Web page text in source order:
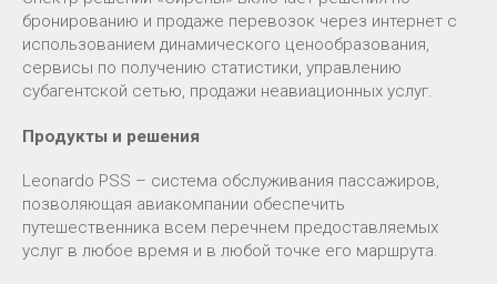
бронированию и продаже перевозок через интернет с
использованием динамического ценообразования,
сервисы по получению статистики, управлению
субагентской сетью, продажи неавиационных услуг.
Продукты и решения
Leonardo PSS – система обслуживания пассажиров,
позволяющая авиакомпании обеспечить
путешественника всем перечнем предоставляемых
услуг в любое время и в любой точке его маршрута.